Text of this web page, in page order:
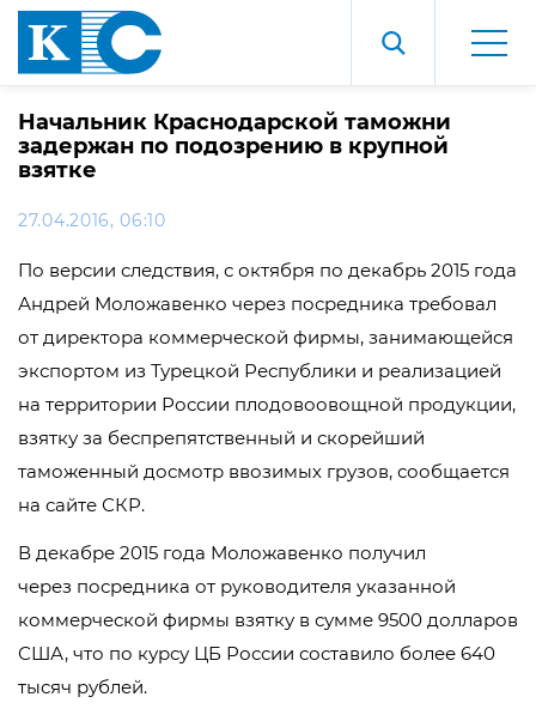
Начальник Краснодарской таможни
задержан по подозрению в крупной
взятке
27.04.2016, 06:10
По версии следствия, с октября по декабрь 2015 года
Андрей Моложавенко через посредника требовал
от директора коммерческой фирмы, занимающейся
экспортом из Турецкой Республики и реализацией
на территории России плодовоовощной продукции,
взятку за беспрепятственный и скорейший
таможенный досмотр ввозимых грузов, сообщается
на сайте СКР.
В декабре 2015 года Моложавенко получил
через посредника от руководителя указанной
коммерческой фирмы взятку в сумме 9500 долларов
США, что по курсу ЦБ России составило более 640
тысяч рублей.